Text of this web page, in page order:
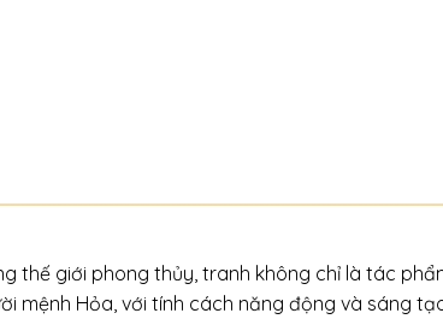
thế giới phong thủy, tranh không chỉ là tác
mệnh Hỏa, với tính cách năng động và sáng